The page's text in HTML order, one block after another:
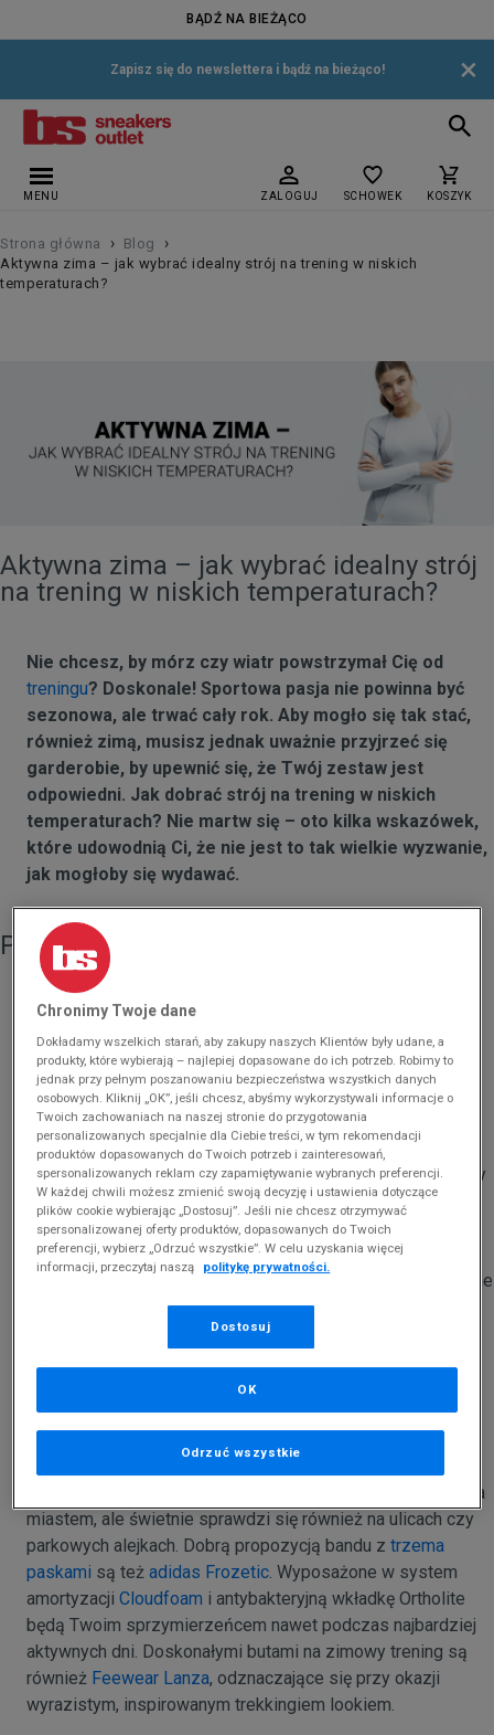
BĄDŹ NA BIEŻĄCO
Zapisz się do newslettera i bądź na bieżąco! ×
MENU ZALOGUJ SCHOWEK KOSZYK
Strona główna › Blog ›
Aktywna zima – jak wybrać idealny strój na trening w niskich
temperaturach?
Aktywna zima – jak wybrać idealny strój
na trening w niskich temperaturach?
Nie chcesz, by mórz czy wiatr powstrzymał Cię od
treningu? Doskonale! Sportowa pasja nie powinna być
sezonowa, ale trwać cały rok. Aby mogło się tak stać,
również zimą, musisz jednak uważnie przyjrzeć się
garderobie, by upewnić się, że Twój zestaw jest
odpowiedni. Jak dobrać strój na trening w niskich
temperaturach? Nie martw się – oto kilka wskazówek,
które udowodnią Ci, że nie jest to tak wielkie wyzwanie,
jak mogłoby się wydawać.
Punkt pierwszy: buty
Nie od dziś wiadomo, że dobry trening zaczyna się od
butów. Bez względu na to, czy ruszasz na przebieżkę,
spacer czy może wybierasz aktywność innego rodzaju,
Twoje stopy muszą być dobrze chronione. Modele
przewidziane na trening, zaprojektowane przez takich
gigantów, jakadidasczyNike, z pewnością zdadzą
egzamin. Pytanie brzmi jednak – jak wybrać buty na zimowy
trening na zewnątrz? Podstawową sprawą, o jaką należy
zadbać, jest ciepło. Zwracamy więc baczniejszą uwagę na
jakość wykonania, materiały i sam projekt. Z drugiej strony,
obuwie nie powinno być za bardzo zabudowane ani sztywne
– choć niewątpliwie musi odznaczać się większą
solidnością, by pewnie trzymać nogę. Ogromną rolę,
Wybierając obuwie na trening zimą zwróć też uwagę na
bieżnik. Powinien być wyrazisty i dbać o przyczepność na
to model wprost stworzony do aktywności poza
miastem, ale świetnie sprawdzi się również na ulicach czy
parkowych alejkach. Dobrą propozycją bandu z trzema
paskami są też adidas Frozetic. Wyposażone w system
amortyzacji Cloudfoam i antybakteryjną wkładkę Ortholite
będą Twoim sprzymierzeńcem nawet podczas najbardziej
aktywnych dni. Doskonałymi butami na zimowy trening są
również Feewear Lanza, odznaczające się przy okazji
wyrazistym, inspirowanym trekkingiem lookiem.
Chronimy Twoje dane
Dokładamy wszelkich starań, aby zakupy naszych Klientów były udane, a
produkty, które wybierają – najlepiej dopasowane do ich potrzeb. Robimy to
jednak przy pełnym poszanowaniu bezpieczeństwa wszystkich danych
osobowych. Kliknij „OK”, jeśli chcesz, abyśmy wykorzystywali informacje o
Twoich zachowaniach na naszej stronie do przygotowania
personalizowanych specjalnie dla Ciebie treści, w tym rekomendacji
produktów dopasowanych do Twoich potrzeb i zainteresowań,
spersonalizowanych reklam czy zapamiętywanie wybranych preferencji.
W każdej chwili możesz zmienić swoją decyzję i ustawienia dotyczące
plików cookie wybierając „Dostosuj”. Jeśli nie chcesz otrzymywać
spersonalizowanej oferty produktów, dopasowanych do Twoich
preferencji, wybierz „Odrzuć wszystkie”. W celu uzyskania więcej
informacji, przeczytaj naszą
politykę prywatności.
Dostosuj
Odrzuć wszystkie
OK